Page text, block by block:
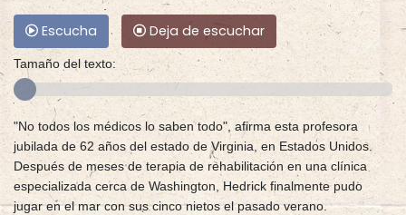
Escucha Deja de escuchar
Tamaño del texto:
"No todos los médicos lo saben todo", afirma esta profesora
jubilada de 62 años del estado de Virginia, en Estados Unidos.
Después de meses de terapia de rehabilitación en una clínica
especializada cerca de Washington, Hedrick finalmente pudo
jugar en el mar con sus cinco nietos el pasado verano.